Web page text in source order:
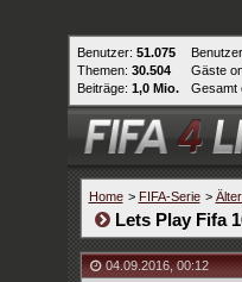
Benutzer: 51.075
Themen: 30.504
Beiträge: 1,0 Mio.
Gäste
Gesamt
Home > FIFA-Serie >
Lets Play Fifa
04.09.2016,00:12